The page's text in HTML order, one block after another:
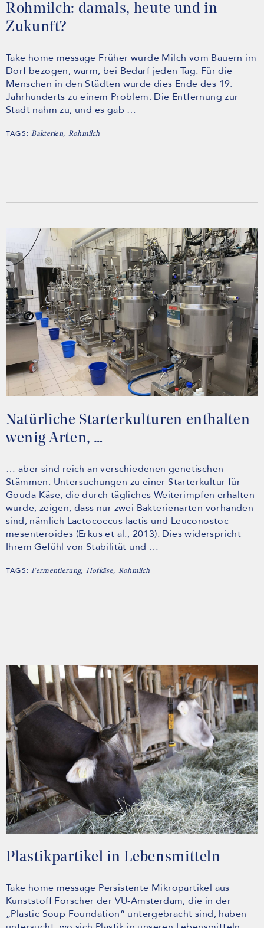
Rohmilch: damals, heute und in
Zukunft?
Take home message Früher wurde Milch vom Bauern im
Dorf bezogen, warm, bei Bedarf jeden Tag. Für die
Menschen in den Städten wurde dies Ende des 19.
Jahrhunderts zu einem Problem. Die Entfernung zur
Stadt nahm zu, und es gab …
TAGS:Bakterien, Rohmilch
Natürliche Starterkulturen enthalten
wenig Arten, …
… aber sind reich an verschiedenen genetischen
Stämmen. Untersuchungen zu einer Starterkultur für
Gouda-Käse, die durch tägliches Weiterimpfen erhalten
wurde, zeigen, dass nur zwei Bakterienarten vorhanden
sind, nämlich Lactococcus lactis und Leuconostoc
mesenteroides (Erkus et al., 2013). Dies widerspricht
Ihrem Gefühl von Stabilität und …
TAGS:Fermentierung, Hofkäse, Rohmilch
Plastikpartikel in Lebensmitteln
Take home message Persistente Mikropartikel aus
Kunststoff Forscher der VU-Amsterdam, die in der
„Plastic Soup Foundation“ untergebracht sind, haben